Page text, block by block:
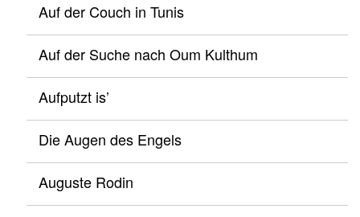
Auf der Couch in Tunis
Auf der Suche nach Oum Kulthum
Aufputzt is’
Die Augen des Engels
Auguste Rodin